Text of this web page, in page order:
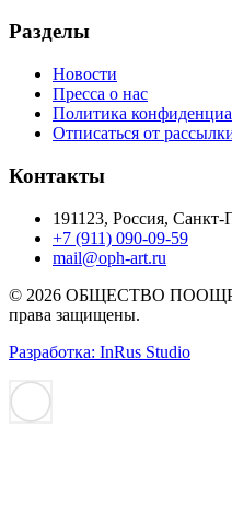
Разделы
Новости
Пресса о нас
Политика
Отписаться от
Контакты
191123, Россия,
+7 (911) 090-09-59
mail@oph-art.ru
© 2026 ОБЩЕСТВО
права защищены.
Разработка: InRus Studio